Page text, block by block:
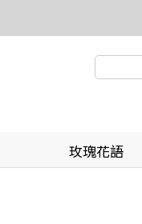
玫瑰花語